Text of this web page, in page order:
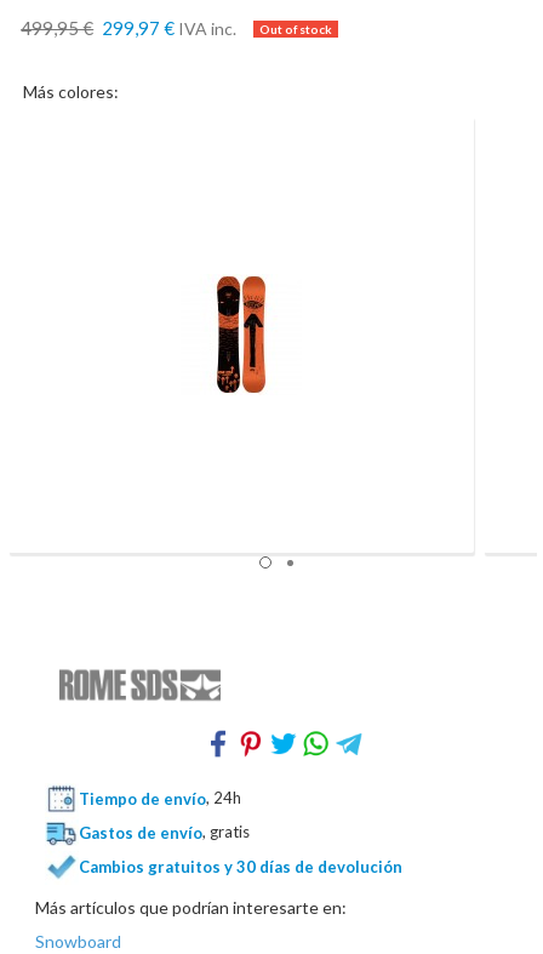
499,95 € 299,97 € IVA inc.
Más colores:
Tiempo de envío, 24h
Gastos de envío, gratis
Cambios gratuitos y 30 días de devolución
Más artículos que podrían interesarte en:
Snowboard